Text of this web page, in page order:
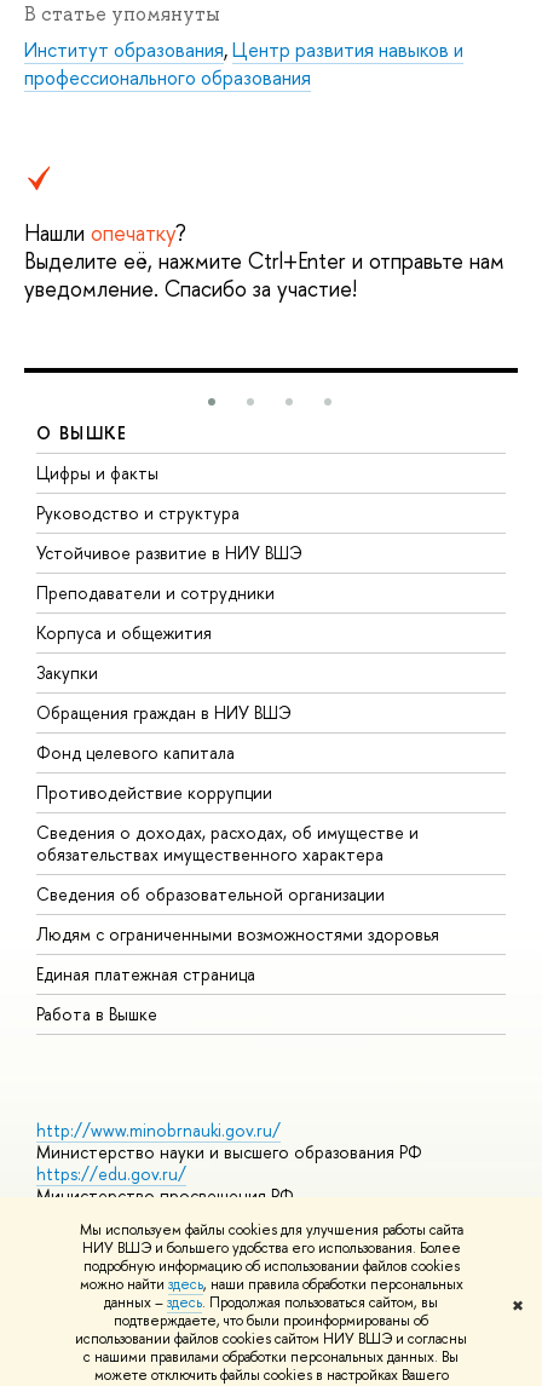
Мы используем файлы cookies для улучшения работы сайта
НИУ ВШЭ и большего удобства его использования. Более
подробную информацию об использовании файлов cookies
можно найти здесь, наши правила обработки персональных
данных –здесь. Продолжая пользоваться сайтом, вы
подтверждаете, что были проинформированы об
использовании файлов cookies сайтом НИУ ВШЭ и согласны
с нашими правилами обработки персональных данных. Вы
можете отключить файлы cookies в настройках Вашего
✖
В статье упомянуты
Институт образования,Центр развития навыков и
профессионального образования
Нашли опечатку?
Выделите её, нажмите Ctrl+Enter и отправьте нам
уведомление. Спасибо за участие!
О ВЫШКЕ
Цифры и факты
Руководство и структура
Устойчивое развитие в НИУ ВШЭ
Преподаватели и сотрудники
Корпуса и общежития
Закупки
Обращения граждан в НИУ ВШЭ
Фонд целевого капитала
Противодействие коррупции
Сведения о доходах, расходах, об имуществе и
обязательствах имущественного характера
Сведения об образовательной организации
Людям с ограниченными возможностями здоровья
Единая платежная страница
Работа в Вышке
http://www.minobrnauki.gov.ru/
Министерство науки и высшего образования РФ
https://edu.gov.ru/
Министерство просвещения РФ
Массовые открытые онлайн-курсы
© НИУ ВШЭ 1993–2026 Адреса и контактыУсловия
использования материалов Политика конфиденциальности
Шрифты HSE Sans и HSE Slab разработаны вШколе дизайна НИУ